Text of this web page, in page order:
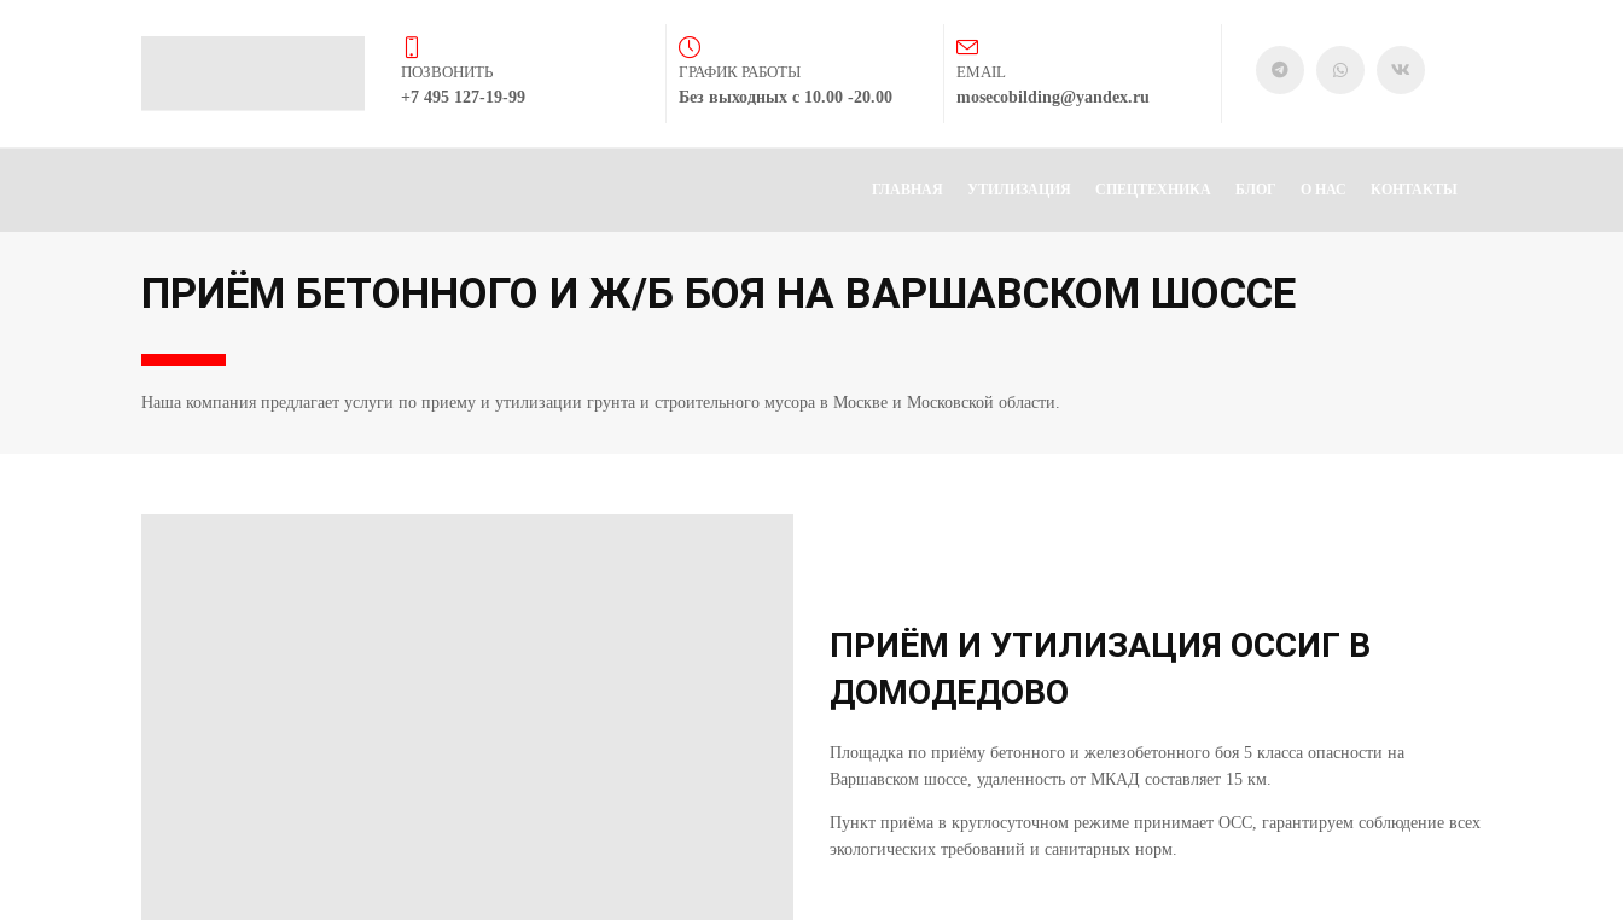
ПОЗВОНИТЬ
+7 495 127-19-99
ГРАФИК РАБОТЫ
Без выходных с 10.00 -20.00
EMAIL
mosecobilding@yandex.ru
ГЛАВНАЯ УТИЛИЗАЦИЯ СПЕЦТЕХНИКА БЛОГ О НАС КОНТАКТЫ
ПРИЁМ БЕТОННОГО И Ж/Б БОЯ НА ВАРШАВСКОМ ШОССЕ
Наша компания предлагает услуги по приему и утилизации грунта и строительного мусора в Москве и Московской области.
ПРИЁМ И УТИЛИЗАЦИЯ ОССИГ В
ДОМОДЕДОВО
Площадка по приёму бетонного и железобетонного боя 5 класса опасности на
Варшавском шоссе, удаленность от МКАД составляет 15 км.
Пункт приёма в круглосуточном режиме принимает ОСС, гарантируем соблюдение всех
экологических требований и санитарных норм.